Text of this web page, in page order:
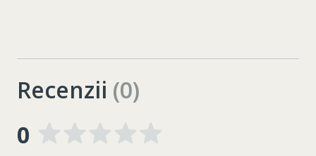
Recenzii (0)
0